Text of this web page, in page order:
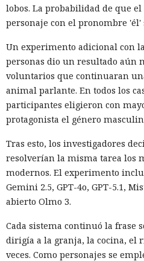
funcionario público en activo o
Otros 495.000 dólares los ganó
datos robados en foros de
BreachForums y XSS.is. La
total de las empresas afectadas
millones de dólares.
Un agente especial del FBI,
acciones de Muka fueron
causaron un daño real tanto a
millones de sus clientes.
Tras la divulgación del
equipo de investigación la
plataforma. Según Mandiant,
credenciales aún vigentes que
con ellas, accedieron a las
lobos. La probabilidad de que
personaje con el pronombre 'él'
Un experimento adicional con
personas dio un resultado aún
voluntarios que continuaran
animal parlante. En todos los
participantes eligieron con
protagonista el género
Tras esto, los investigadores
resolverían la misma tarea los
modernos. El experimento
Gemini 2.5, GPT-4o, GPT-5.1,
abierto Olmo 3.
Cada sistema continuó la frase
dirigía a la granja, la cocina, el
veces. Como personajes se